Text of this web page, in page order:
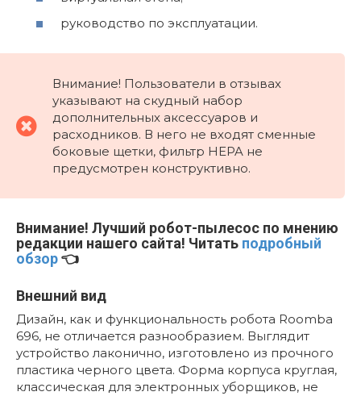
руководство по эксплуатации.
Внимание! Пользователи в отзывах
указывают на скудный набор
дополнительных аксессуаров и
расходников. В него не входят сменные
боковые щетки, фильтр HEPA не
предусмотрен конструктивно.
Внимание! Лучший робот-пылесос по мнению
редакции нашего сайта! Читать подробный
обзор👈
Внешний вид
Дизайн, как и функциональность робота Roomba
696, не отличается разнообразием. Выглядит
устройство лаконично, изготовлено из прочного
пластика черного цвета. Форма корпуса круглая,
классическая для электронных уборщиков, не